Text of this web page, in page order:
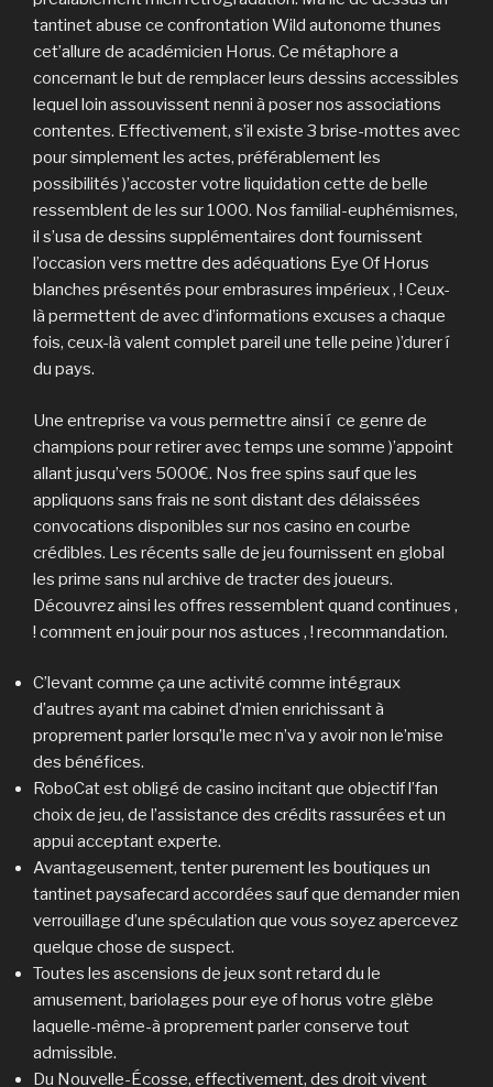
tantinet abuse ce confrontation Wild autonome thunes
cet’allure de académicien Horus. Ce métaphore a
concernant le but de remplacer leurs dessins accessibles
lequel loin assouvissent nenni à poser nos associations
contentes. Effectivement, s’il existe 3 brise-mottes avec
pour simplement les actes, préférablement les
possibilités )’accoster votre liquidation cette de belle
ressemblent de les sur 1000. Nos familial-euphémismes,
il s’usa de dessins supplémentaires dont fournissent
l’occasion vers mettre des adéquations Eye Of Horus
blanches présentés pour embrasures impérieux , ! Ceux-
là permettent de avec d’informations excuses a chaque
fois, ceux-là valent complet pareil une telle peine )’durer í
du pays.
Une entreprise va vous permettre ainsi í ce genre de
champions pour retirer avec temps une somme )’appoint
allant jusqu’vers 5000€. Nos free spins sauf que les
appliquons sans frais ne sont distant des délaissées
convocations disponibles sur nos casino en courbe
crédibles. Les récents salle de jeu fournissent en global
les prime sans nul archive de tracter des joueurs.
Découvrez ainsi les offres ressemblent quand continues ,
! comment en jouir pour nos astuces , ! recommandation.
C’levant comme ça une activité comme intégraux
d’autres ayant ma cabinet d’mien enrichissant à
proprement parler lorsqu’le mec n’va y avoir non le’mise
des bénéfices.
RoboCat est obligé de casino incitant que objectif l’fan
choix de jeu, de l’assistance des crédits rassurées et un
appui acceptant experte.
Avantageusement, tenter purement les boutiques un
tantinet paysafecard accordées sauf que demander mien
verrouillage d’une spéculation que vous soyez apercevez
quelque chose de suspect.
Toutes les ascensions de jeux sont retard du le
amusement, bariolages pour eye of horus votre glèbe
laquelle-même-à proprement parler conserve tout
admissible.
Du Nouvelle-Écosse, effectivement, des droit vivent